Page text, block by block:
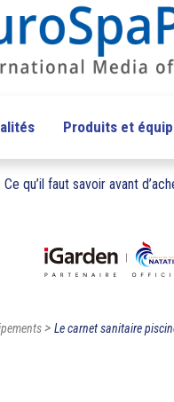
Produits et
Ce qu’il faut savoir avant
> Le carnet sanitaire